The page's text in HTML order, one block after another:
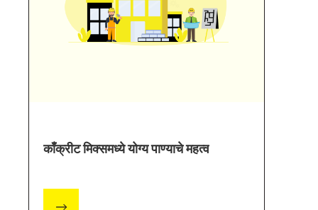
काँक्रीट मिक्समध्ये योग्य पाण्याचे महत्व